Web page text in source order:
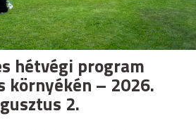
hétvégi program
környékén – 2026.
2.